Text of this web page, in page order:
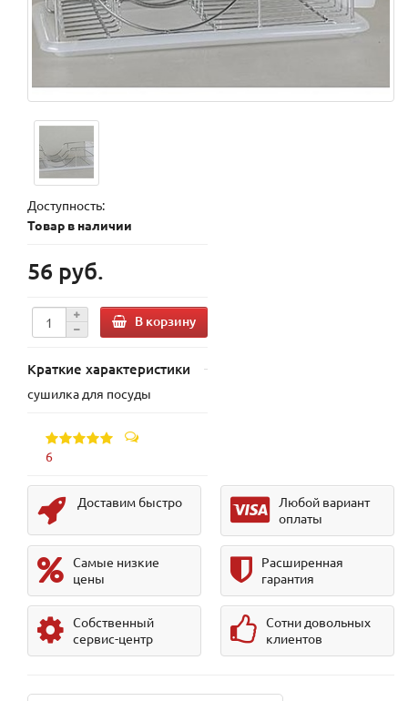
Доступность:
Товар в наличии
56 руб.
В корзину
Краткие характеристики
сушилка для посуды
6
Доставим быстро
Любой вариант
оплаты
Самые низкие
цены
Расширенная
гарантия
Собственный
сервис-центр
Сотни довольных
клиентов